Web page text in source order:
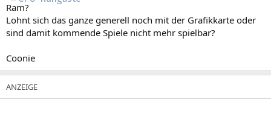
Ram?
Lohnt sich das ganze generell noch mit der Grafikkarte oder
sind damit kommende Spiele nicht mehr spielbar?
Coonie